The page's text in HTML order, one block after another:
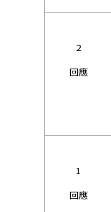
2
回應
1
回應